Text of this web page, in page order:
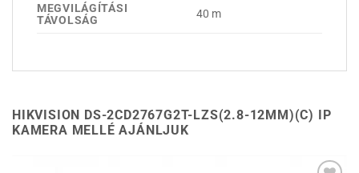
MEGVILÁGÍTÁSI
TÁVOLSÁG
40 m
HIKVISION DS-2CD2767G2T-LZS(2.8-12MM)(C) IP
KAMERA MELLÉ AJÁNLJUK